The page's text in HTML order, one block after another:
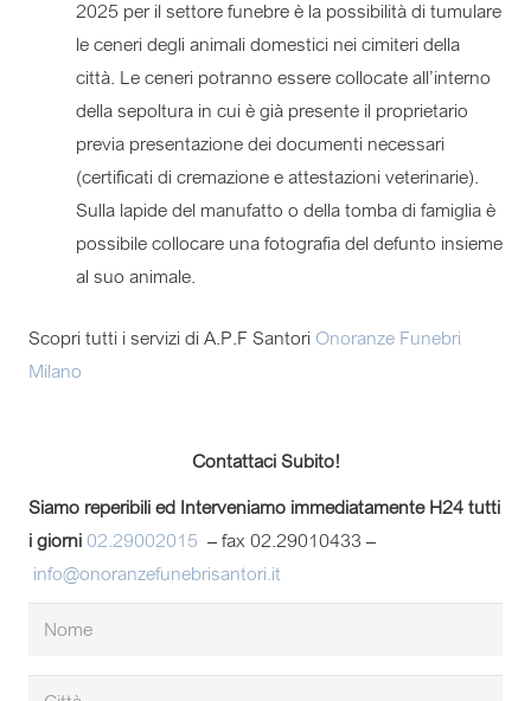
2025 per il settore funebre è la possibilità di tumulare
le ceneri degli animali domestici nei cimiteri della
città. Le ceneri potranno essere collocate all’interno
della sepoltura in cui è già presente il proprietario
previa presentazione dei documenti necessari
(certificati di cremazione e attestazioni veterinarie).
Sulla lapide del manufatto o della tomba di famiglia è
possibile collocare una fotografia del defunto insieme
al suo animale.
Scopri tutti i servizi di A.P.F Santori Onoranze Funebri
Milano
Contattaci Subito!
Siamo reperibili ed Interveniamo immediatamente H24 tutti
i giorni 02.29002015 – fax 02.29010433 –
info@onoranzefunebrisantori.it